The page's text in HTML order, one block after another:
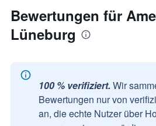
Bewertungen für
Lüneburg
100 % verifiziert. Wir
Bewertungen nur von
an, die echte Nutzer über